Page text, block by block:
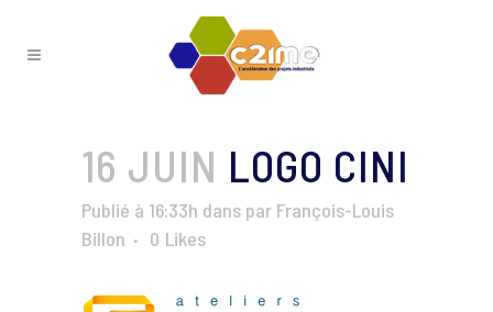
16 JUIN LOGO CINI
Publié à 16:33h dans par François-Louis
Billon
0 Likes